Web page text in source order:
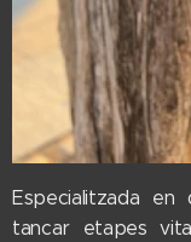
Especialitzada
tancar etapes